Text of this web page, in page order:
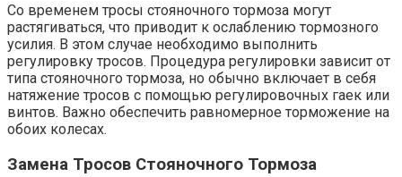
Со временем тросы стояночного тормоза могут
растягиваться, что приводит к ослаблению тормозного
усилия. В этом случае необходимо выполнить
регулировку тросов. Процедура регулировки зависит от
типа стояночного тормоза, но обычно включает в себя
натяжение тросов с помощью регулировочных гаек или
винтов. Важно обеспечить равномерное торможение на
обоих колесах.
Замена Тросов Стояночного Тормоза